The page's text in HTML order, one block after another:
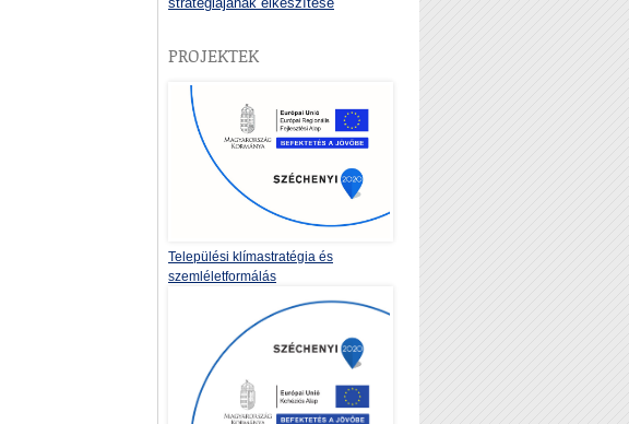
PROJEKTEK
Települési klímastratégia és
szemléletformálás